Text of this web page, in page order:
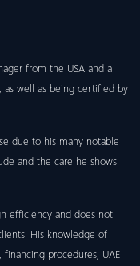
from the USA and a
as well as being certified by
due to his many notable
and the care he shows
efficiency and does not
His knowledge of
procedures, UAE